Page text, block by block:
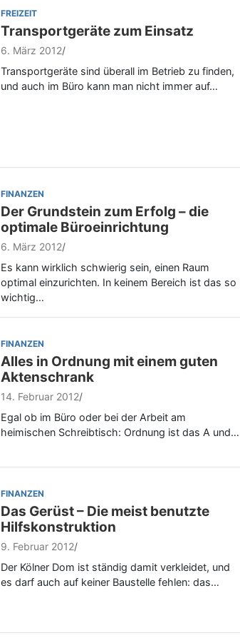
FREIZEIT
Transportgeräte zum Einsatz
6. März 2012
Transportgeräte sind überall im Betrieb zu finden,
und auch im Büro kann man nicht immer auf…
FINANZEN
Der Grundstein zum Erfolg – die
optimale Büroeinrichtung
6. März 2012
Es kann wirklich schwierig sein, einen Raum
optimal einzurichten. In keinem Bereich ist das so
wichtig…
FINANZEN
Alles in Ordnung mit einem guten
Aktenschrank
14. Februar 2012
Egal ob im Büro oder bei der Arbeit am
heimischen Schreibtisch: Ordnung ist das A und…
FINANZEN
Das Gerüst – Die meist benutzte
Hilfskonstruktion
9. Februar 2012
Der Kölner Dom ist ständig damit verkleidet, und
es darf auch auf keiner Baustelle fehlen: das…